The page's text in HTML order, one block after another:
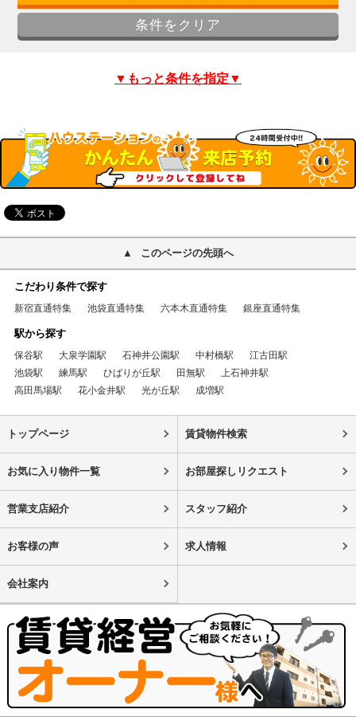
▼もっと条件を指定▼
このページの先頭へ
こだわり条件で探す
新宿直通特集 池袋直通特集 六本木直通特集 銀座直通特集
駅から探す
保谷駅 大泉学園駅 石神井公園駅 中村橋駅
江古田駅
池袋駅
練馬駅 ひばりが丘駅 田無駅
上石神井駅
高田馬場駅
花小金井駅 光が丘駅 成増駅
トップページ 賃貸物件検索
お気に入り物件一覧 お部屋探しリクエスト
営業支店紹介 スタッフ紹介
お客様の声 求人情報
会社案内